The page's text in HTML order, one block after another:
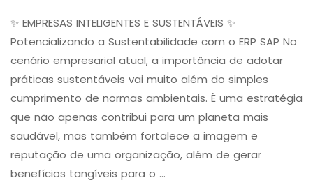
✨ EMPRESAS INTELIGENTES E SUSTENTÁVEIS ✨
Potencializando a Sustentabilidade com o ERP SAP No
cenário empresarial atual, a importância de adotar
práticas sustentáveis vai muito além do simples
cumprimento de normas ambientais. É uma estratégia
que não apenas contribui para um planeta mais
saudável, mas também fortalece a imagem e
reputação de uma organização, além de gerar
benefícios tangíveis para o …